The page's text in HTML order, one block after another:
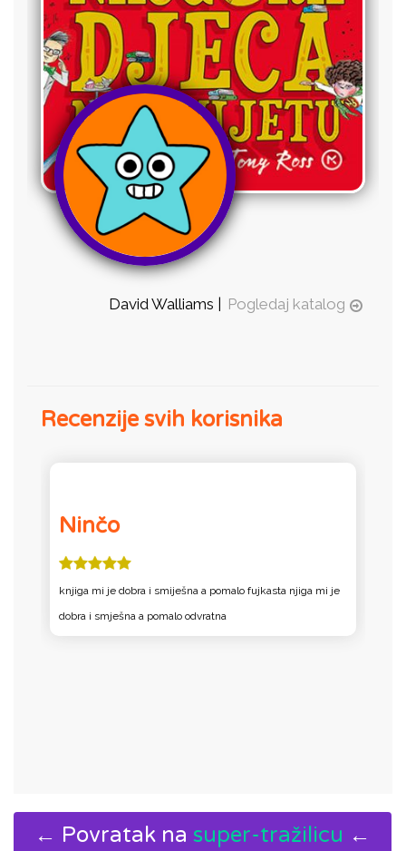
David Walliams | Pogledaj katalog
Recenzije svih korisnika
Ninčo
knjiga mi je dobra i smiješna a pomalo fujkasta njiga mi je
dobra i smješna a pomalo odvratna
← Povratak na super-tražilicu ←